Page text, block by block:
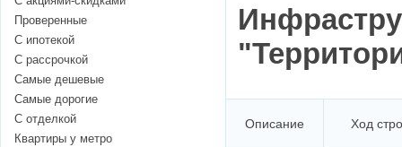
Описание Ход
Проверенные
С ипотекой
С рассрочкой
Самые дешевые
Самые дорогие
С отделкой
Квартиры у метро